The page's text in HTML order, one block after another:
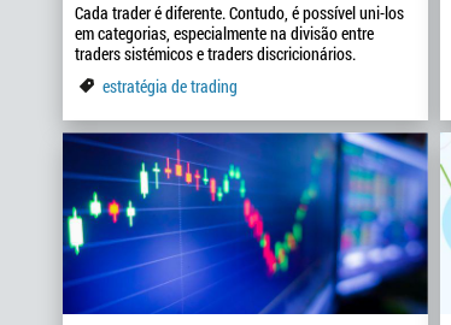
Cada trader é diferente. Contudo, é possível uni-los
em categorias, especialmente na divisão entre
traders sistémicos e traders discricionários.
estratégia de trading